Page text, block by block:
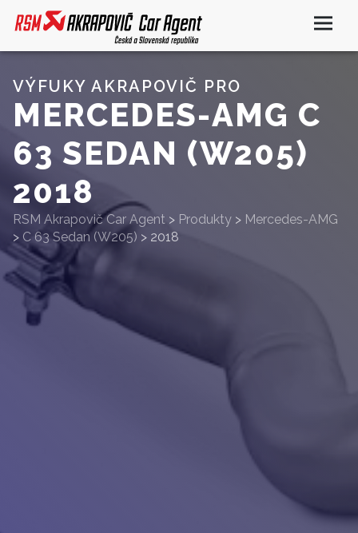
VÝFUKY AKRAPOVIČ PRO
MERCEDES-AMG C
63 SEDAN (W205)
2018
RSM Akrapovič Car Agent > Produkty > Mercedes-AMG
> C 63 Sedan (W205) > 2018